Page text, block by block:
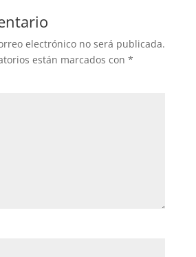
electrónico no será publicada.
están marcados con *